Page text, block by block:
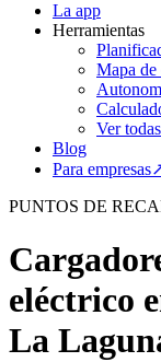
La app
Herramientas
Mapa de
Ver
Blog
Para empresas
PUNTOS DE
eléctrico
La